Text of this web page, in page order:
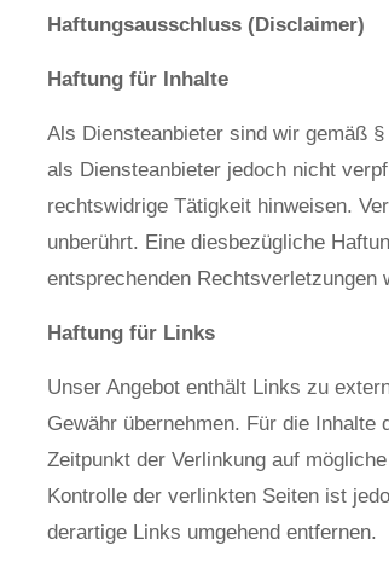
Haftungsausschluss (Disclaimer)
Haftung für Inhalte
Als Diensteanbieter sind wir gemäß
als Diensteanbieter jedoch nicht
rechtswidrige Tätigkeit hinweisen.
unberührt. Eine diesbezügliche
entsprechenden Rechtsverletzungen
Haftung für Links
Unser Angebot enthält Links zu
Gewähr übernehmen. Für die
Zeitpunkt der Verlinkung auf
Kontrolle der verlinkten Seiten ist
derartige Links umgehend entfernen.